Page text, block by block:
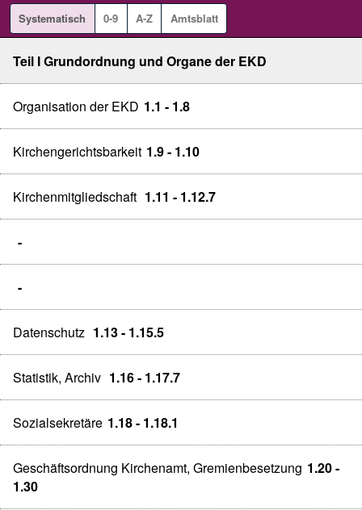
Systematisch 0-9 A-Z Amtsblatt
Teil I Grundordnung und Organe der EKD
Organisation der EKD 1.1 - 1.8
Kirchengerichtsbarkeit 1.9 - 1.10
Kirchenmitgliedschaft 1.11 - 1.12.7
-
-
Datenschutz 1.13 - 1.15.5
Statistik, Archiv 1.16 - 1.17.7
Sozialsekretäre 1.18 - 1.18.1
Geschäftsordnung Kirchenamt, Gremienbesetzung 1.20 -
1.30